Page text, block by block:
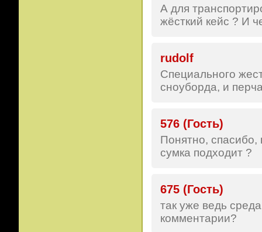
А для
жёсткий кейс ? И
rudolf
Специального
сноуборда, и
576 (Гость)
Понятно, спасибо,
сумка подходит ?
675 (Гость)
так уже ведь
комментарии?